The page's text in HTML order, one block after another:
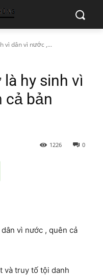
vì dân vì nước ,...
hy sinh vì
cả bản
0
1226
vì nước , quên cả
và truy tố tội danh